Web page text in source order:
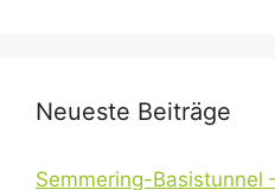
Neueste Beiträge
Semmering-Basistunnel